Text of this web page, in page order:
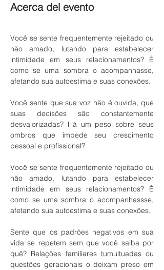
Acerca del evento
Você se sente frequentemente rejeitado ou
não amado, lutando para estabelecer
intimidade em seus relacionamentos? É
como se uma sombra o acompanhasse,
Você sente que sua voz não é ouvida, que
suas decisões são constantemente
desvalorizadas? Há um peso sobre seus
ombros que impede seu crescimento
pessoal e profissional?
Você se sente frequentemente rejeitado ou
não amado, lutando para estabelecer
intimidade em seus relacionamentos? É
como se uma sombra o acompanhassse,
Sente que os padrões negativos em sua
vida se repetem sem que você saiba por
quê? Relações familiares tumultuadas ou
questões geracionais o deixam preso em